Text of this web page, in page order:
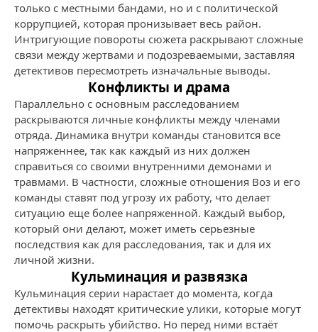
только с местными бандами, но и с политической
коррупцией, которая пронизывает весь район.
Интригующие повороты сюжета раскрывают сложные
связи между жертвами и подозреваемыми, заставляя
детективов пересмотреть изначальные выводы.
Конфликты и драма
Параллельно с основным расследованием
раскрываются личные конфликты между членами
отряда. Динамика внутри команды становится все
напряженнее, так как каждый из них должен
справиться со своими внутренними демонами и
травмами. В частности, сложные отношения Воз и его
команды ставят под угрозу их работу, что делает
ситуацию еще более напряженной. Каждый выбор,
который они делают, может иметь серьезные
последствия как для расследования, так и для их
личной жизни.
Кульминация и развязка
Кульминация серии нарастает до момента, когда
детективы находят критические улики, которые могут
помочь раскрыть убийство. Но перед ними встаёт